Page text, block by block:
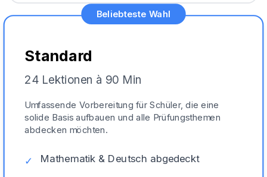
Beliebteste Wahl
Standard
24 Lektionen à 90 Min
Umfassende Vorbereitung für Schüler, die eine
solide Basis aufbauen und alle Prüfungsthemen
abdecken möchten.
✓ Mathematik & Deutsch abgedeckt